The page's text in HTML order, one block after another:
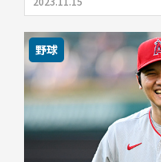
野球